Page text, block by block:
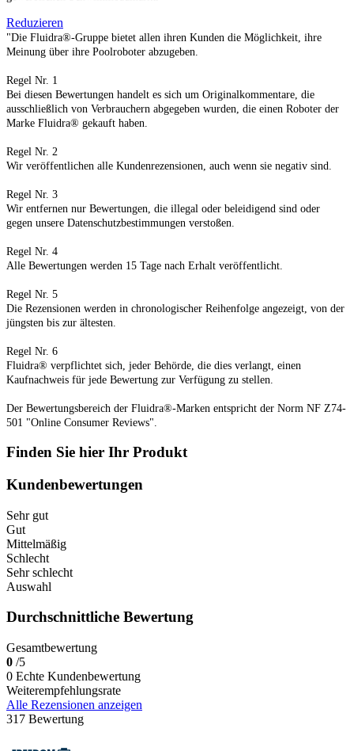
Reduzieren
"Die Fluidra®-Gruppe bietet allen ihren Kunden die Möglichkeit, ihre
Meinung über ihre Poolroboter abzugeben.
Regel Nr. 1
Bei diesen Bewertungen handelt es sich um Originalkommentare, die
ausschließlich von Verbrauchern abgegeben wurden, die einen Roboter der
Marke Fluidra® gekauft haben.
Regel Nr. 2
Wir veröffentlichen alle Kundenrezensionen, auch wenn sie negativ sind.
Regel Nr. 3
Wir entfernen nur Bewertungen, die illegal oder beleidigend sind oder
gegen unsere Datenschutzbestimmungen verstoßen.
Regel Nr. 4
Alle Bewertungen werden 15 Tage nach Erhalt veröffentlicht.
Regel Nr. 5
Die Rezensionen werden in chronologischer Reihenfolge angezeigt, von der
jüngsten bis zur ältesten.
Regel Nr. 6
Fluidra® verpflichtet sich, jeder Behörde, die dies verlangt, einen
Kaufnachweis für jede Bewertung zur Verfügung zu stellen.
Der Bewertungsbereich der Fluidra®-Marken entspricht der Norm NF Z74-
501 "Online Consumer Reviews".
Finden Sie hier Ihr Produkt
Kundenbewertungen
Sehr gut
Gut
Mittelmäßig
Schlecht
Sehr schlecht
Auswahl
Durchschnittliche Bewertung
Gesamtbewertung
0 /5
0 Echte Kundenbewertung
Weiterempfehlungsrate
Alle Rezensionen anzeigen
317 Bewertung